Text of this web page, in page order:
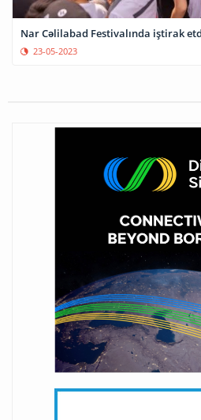
Nar Cəlilabad Festivalında iştirak
23-05-2023